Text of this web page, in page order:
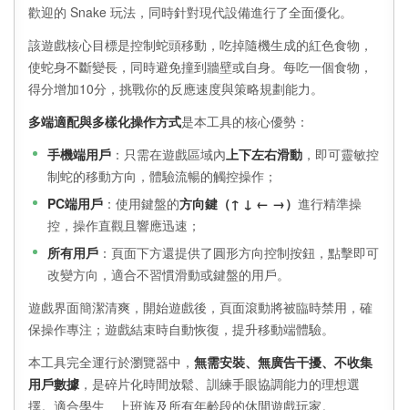
歡迎的 Snake 玩法，同時針對現代設備進行了全面優化。
該遊戲核心目標是控制蛇頭移動，吃掉隨機生成的紅色食物，
使蛇身不斷變長，同時避免撞到牆壁或自身。每吃一個食物，
得分增加10分，挑戰你的反應速度與策略規劃能力。
多端適配與多樣化操作方式是本工具的核心優勢：
手機端用戶 ：只需在遊戲區域內上下左右滑動 ，即可靈敏控
制蛇的移動方向，體驗流暢的觸控操作；
PC端用戶 ：使用鍵盤的方向鍵（↑ ↓ ← →） 進行精準操
控，操作直觀且響應迅速；
所有用戶 ：頁面下方還提供了圓形方向控制按鈕，點擊即可
改變方向，適合不習慣滑動或鍵盤的用戶。
遊戲界面簡潔清爽，開始遊戲後，頁面滾動將被臨時禁用，確
保操作專注；遊戲結束時自動恢復，提升移動端體驗。
本工具完全運行於瀏覽器中， 無需安裝、無廣告干擾、不收集
用戶數據 ，是碎片化時間放鬆、訓練手眼協調能力的理想選
擇。適合學生、上班族及所有年齡段的休閒遊戲玩家。